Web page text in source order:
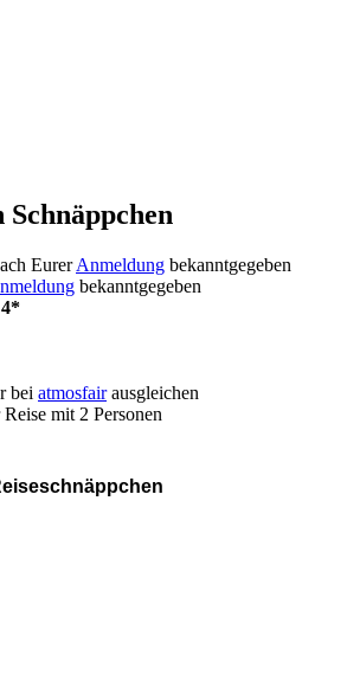
EurerAnmeldung bekanntgegeben
bekanntgegeben
bei atmosfairausgleichen
mit 2 Personen